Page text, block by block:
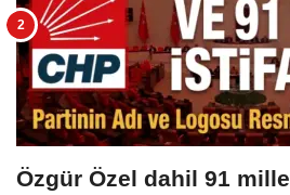
Özgür Özel dahil 91